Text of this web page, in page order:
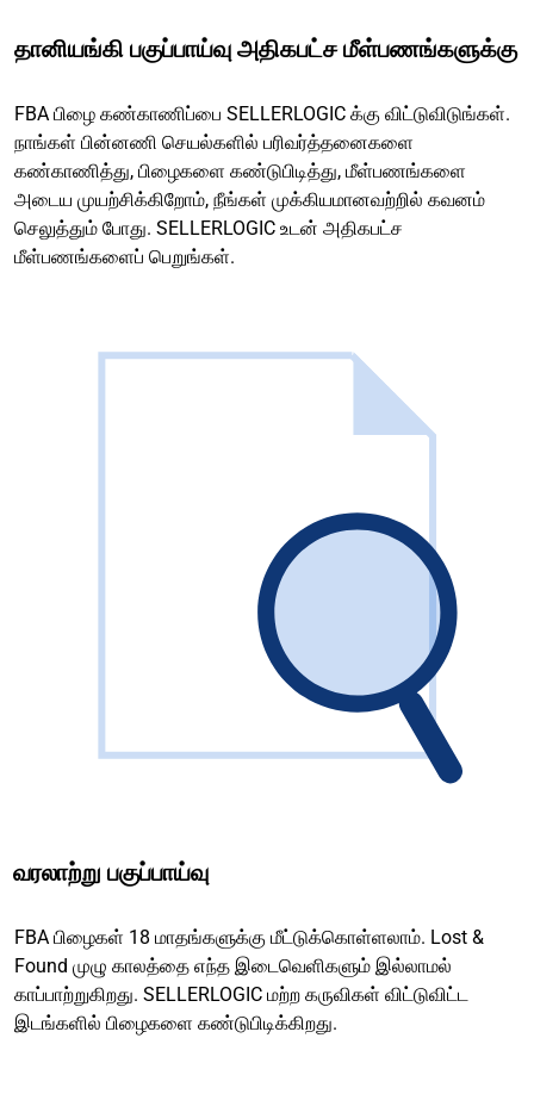
தானியங்கி பகுப்பாய்வு அதிகபட்ச மீள்பணங்களுக்கு
FBA பிழை கண்காணிப்பை SELLERLOGIC க்கு விட்டுவிடுங்கள்.
நாங்கள் பின்னணி செயல்களில் பரிவர்த்தனைகளை
கண்காணித்து, பிழைகளை கண்டுபிடித்து, மீள்பணங்களை
அடைய முயற்சிக்கிறோம், நீங்கள் முக்கியமானவற்றில் கவனம்
செலுத்தும் போது. SELLERLOGIC உடன் அதிகபட்ச
மீள்பணங்களைப் பெறுங்கள்.
வரலாற்று பகுப்பாய்வு
FBA பிழைகள் 18 மாதங்களுக்கு மீட்டுக்கொள்ளலாம். Lost &
Found முழு காலத்தை எந்த இடைவெளிகளும் இல்லாமல்
காப்பாற்றுகிறது. SELLERLOGIC மற்ற கருவிகள் விட்டுவிட்ட
இடங்களில் பிழைகளை கண்டுபிடிக்கிறது.